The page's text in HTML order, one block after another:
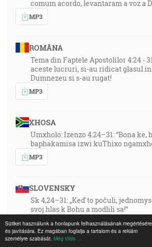
Sütiket használunk a honlapunk felhasználásának megértésére
és javítására. Ez magában foglalja a tartalom és a reklám
személyre szabását. Még több ...
comum acordo, levantaram a voz a
MP3
ROMÂNA
Tema din Faptele Apostolilor 4:24 -
aceste lucruri, si-au ridicat glasul
Dumnezeu si s-au rugat!
MP3
XHOSA
Umxholo: Izenzo 4:24–31: “Bona ke,
baphakamisa izwi kuThixo
MP3
SLOVENSKY
Sk 4,24–31: „Keď to počuli,
svoj hlas k Bohu a modlili sa!“
MP3